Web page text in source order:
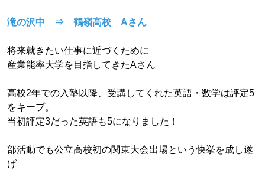
滝の沢中 ⇒ 鶴嶺高校 Aさん
将来就きたい仕事に近づくために
産業能率大学を目指してきたAさん
高校2年での入塾以降、受講してくれた英語・数学は評定5
をキープ。
当初評定3だった英語も5になりました！
部活動でも公立高校初の関東大会出場という快挙を成し遂
げ